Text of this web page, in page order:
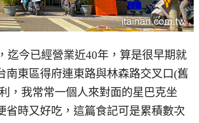
迄今已經營業近40年，算是很早期就
東區得府連東路與林森路交叉口(舊
，我常常一個人來對面的星巴克坐
省時又好吃，這篇食記可是累積數次